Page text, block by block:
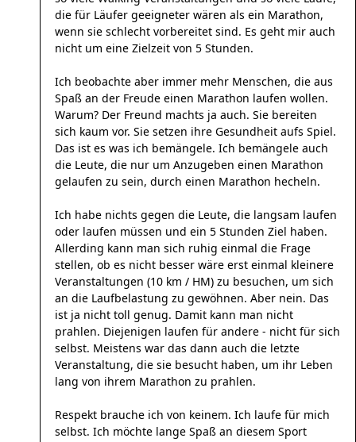
die für Läufer geeigneter wären als ein Marathon,
wenn sie schlecht vorbereitet sind. Es geht mir auch
nicht um eine Zielzeit von 5 Stunden.
Ich beobachte aber immer mehr Menschen, die aus
Spaß an der Freude einen Marathon laufen wollen.
Warum? Der Freund machts ja auch. Sie bereiten
sich kaum vor. Sie setzen ihre Gesundheit aufs Spiel.
Das ist es was ich bemängele. Ich bemängele auch
die Leute, die nur um Anzugeben einen Marathon
gelaufen zu sein, durch einen Marathon hecheln.
Ich habe nichts gegen die Leute, die langsam laufen
oder laufen müssen und ein 5 Stunden Ziel haben.
Allerding kann man sich ruhig einmal die Frage
stellen, ob es nicht besser wäre erst einmal kleinere
Veranstaltungen (10 km / HM) zu besuchen, um sich
an die Laufbelastung zu gewöhnen. Aber nein. Das
ist ja nicht toll genug. Damit kann man nicht
prahlen. Diejenigen laufen für andere - nicht für sich
selbst. Meistens war das dann auch die letzte
Veranstaltung, die sie besucht haben, um ihr Leben
lang von ihrem Marathon zu prahlen.
Respekt brauche ich von keinem. Ich laufe für mich
selbst. Ich möchte lange Spaß an diesem Sport